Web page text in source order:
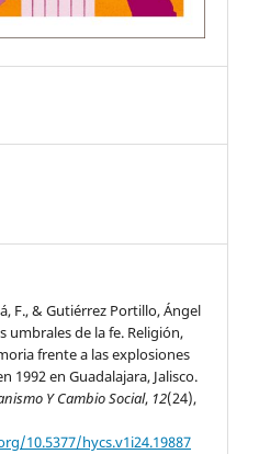
F., & Gutiérrez Portillo, Ángel
umbrales de la fe. Religión,
frente a las explosiones
1992 en Guadalajara, Jalisco.
Y Cambio Social, 12(24),
10.5377/hycs.v1i24.19887